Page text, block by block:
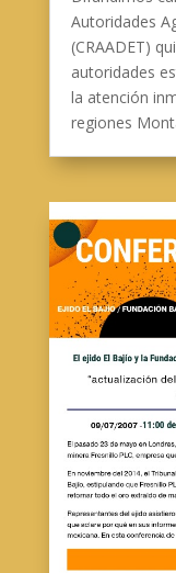
Autoridades
(CRAADET)
autoridades
la atención
regiones